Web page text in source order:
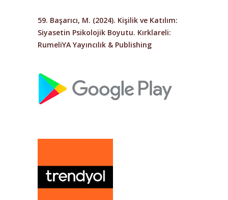
59. Başarıcı, M. (2024). Kişilik ve Katılım:
Siyasetin Psikolojik Boyutu. Kırklareli:
RumeliYA Yayıncılık & Publishing